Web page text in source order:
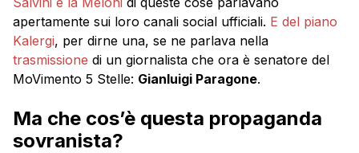
apertamente sui loro canali social ufficiali. E del piano
Kalergi, per dirne una, se ne parlava nella
trasmissione di un giornalista che ora è senatore del
MoVimento 5 Stelle: Gianluigi Paragone.
Ma che cos’è questa propaganda
sovranista?